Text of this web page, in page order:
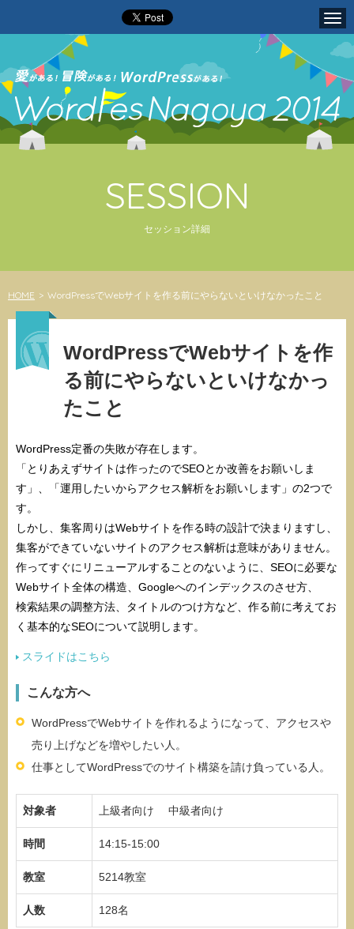
SESSION
セッション詳細
HOME > WordPressでWebサイトを作る前にやらないといけなかったこと
WordPressでWebサイトを作
る前にやらないといけなかっ
たこと
WordPress定番の失敗が存在します。
「とりあえずサイトは作ったのでSEOとか改善をお願いしま
す」、「運用したいからアクセス解析をお願いします」の2つで
す。
しかし、集客周りはWebサイトを作る時の設計で決まりますし、
集客ができていないサイトのアクセス解析は意味がありません。
作ってすぐにリニューアルすることのないように、SEOに必要な
Webサイト全体の構造、Googleへのインデックスのさせ方、
検索結果の調整方法、タイトルのつけ方など、作る前に考えてお
く基本的なSEOについて説明します。
スライドはこちら
こんな方へ
WordPressでWebサイトを作れるようになって、アクセスや
売り上げなどを増やしたい人。
仕事としてWordPressでのサイト構築を請け負っている人。
対象者 上級者向け 中級者向け
時間 14:15-15:00
教室 5214教室
人数 128名